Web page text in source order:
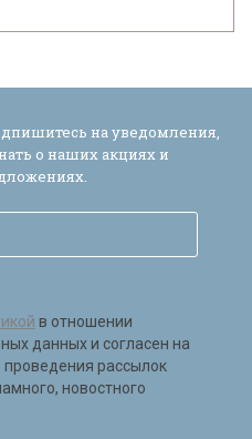
на уведомления,
о наших акциях и
в отношении
данных и согласен на
проведения рассылок
новостного